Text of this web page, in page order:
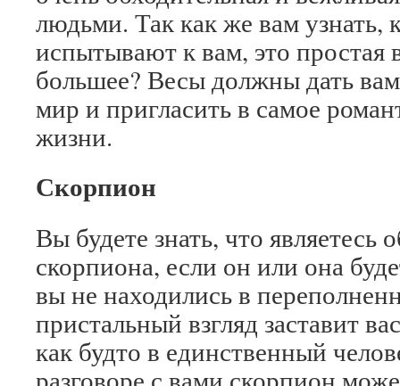
людьми. Так как же вам узнать,
испытывают к вам, это простая
большее? Весы должны дать
мир и пригласить в самое
жизни.
Скорпион
Вы будете знать, что являетесь
скорпиона, если он или она
вы не находились в
пристальный взгляд заставит
как будто в единственный